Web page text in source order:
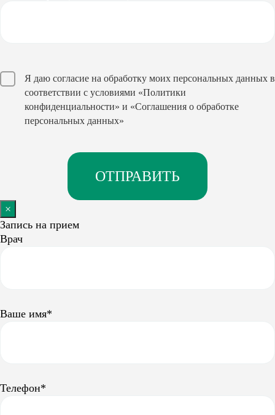
Я даю согласие на обработку моих персональных данных в
соответствии с условиями «Политики
конфиденциальности» и «Соглашения о обработке
персональных данных»
×
Запись на прием
Врач
Ваше имя*
Телефон*